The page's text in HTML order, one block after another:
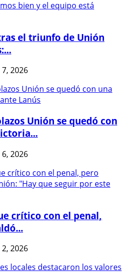
el triunfo de Unión
2026
Unión se quedó con
2026
crítico con el penal,
2026